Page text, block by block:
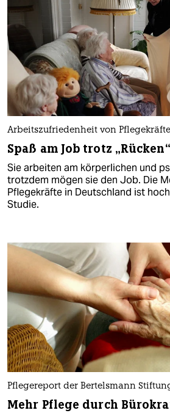
Arbeitszufriedenheit von
Spaß am Job trotz „Rücken“
Sie arbeiten am körperlichen und
trotzdem mögen sie den Job. Die
Pflegekräfte in Deutschland ist
Studie.
Pflegereport der Bertelsmann
Mehr Pflege durch